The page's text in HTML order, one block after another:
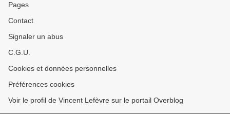
Pages
Contact
Signaler un abus
C.G.U.
Cookies et données personnelles
Préférences cookies
Voir le profil de Vincent Lefèvre sur le portail Overblog